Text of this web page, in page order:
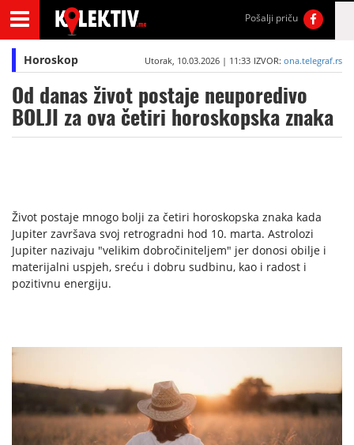
Pošalji priču
Horoskop Utorak, 10.03.2026 | 11:33 IZVOR: ona.telegraf.rs
Od danas život postaje neuporedivo
BOLJI za ova četiri horoskopska znaka
Život postaje mnogo bolji za četiri horoskopska znaka kada
Jupiter završava svoj retrogradni hod 10. marta. Astrolozi
Jupiter nazivaju "velikim dobročiniteljem" jer donosi obilje i
materijalni uspjeh, sreću i dobru sudbinu, kao i radost i
pozitivnu energiju.